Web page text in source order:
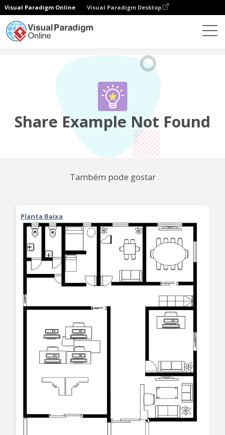
Visual Paradigm Online Visual Paradigm Desktop
Share Example Not Found
Também pode gostar
Planta Baixa